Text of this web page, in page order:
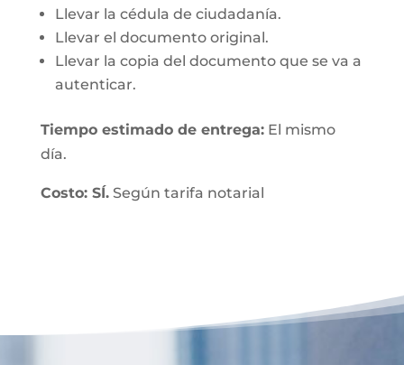
Llevar la cédula de ciudadanía.
Llevar el documento original.
Llevar la copia del documento que se va a
autenticar.
Tiempo estimado de entrega:El mismo
día.
Costo: SÍ.Según tarifa notarial